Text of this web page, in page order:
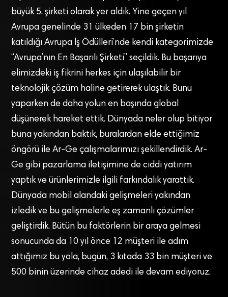
büyük 5. şirketi olarak yer aldık. Yine geçen yıl
Avrupa genelinde 31 ülkeden 17 bin şirketin
katıldığı Avrupa İş Ödülleri’nde kendi kategorimizde
“Avrupa’nın En Başarılı Şirketi” seçildik. Bu başarıya
elimizdeki iş fikrini herkes için ulaşılabilir bir
teknolojik çözüm haline getirerek ulaştık. Bunu
yaparken de daha yolun en başında global
düşünerek hareket ettik. Dünyada neler olup bitiyor
buna yakından baktık, buralardan elde ettiğimiz
öngörü ile Ar-Ge çalışmalarımızı şekillendirdik. Ar-
Ge gibi pazarlama iletişimine de ciddi yatırım
yaptık ve ürünlerimizle ilgili farkındalık yarattık.
Dünyada mobil alandaki gelişmeleri yakından
izledik ve bu gelişmelerle eş zamanlı çözümler
geliştirdik. Bütün bu faktörlerin bir araya gelmesi
sonucunda da 10 yıl önce 12 müşteri ile adım
attığımız bu yola, bugün, 3 kıtada 33 bin müşteri ve
500 binin üzerinde cihaz adedi ile devam ediyoruz.